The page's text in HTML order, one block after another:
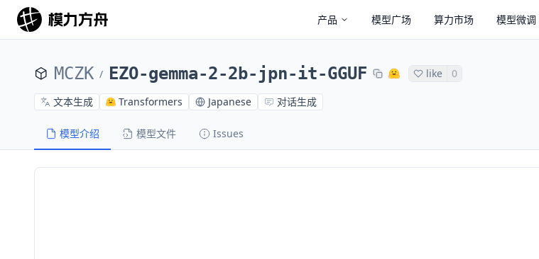
产品 模型广场 算力市场 模型微调
MCZK / EZO-gemma-2-2b-jpn-it-GGUF like 0
文本生成 Transformers Japanese 对话生成
模型介绍 模型文件 Issues